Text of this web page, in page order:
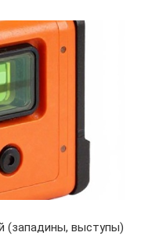
(западины, выступы)